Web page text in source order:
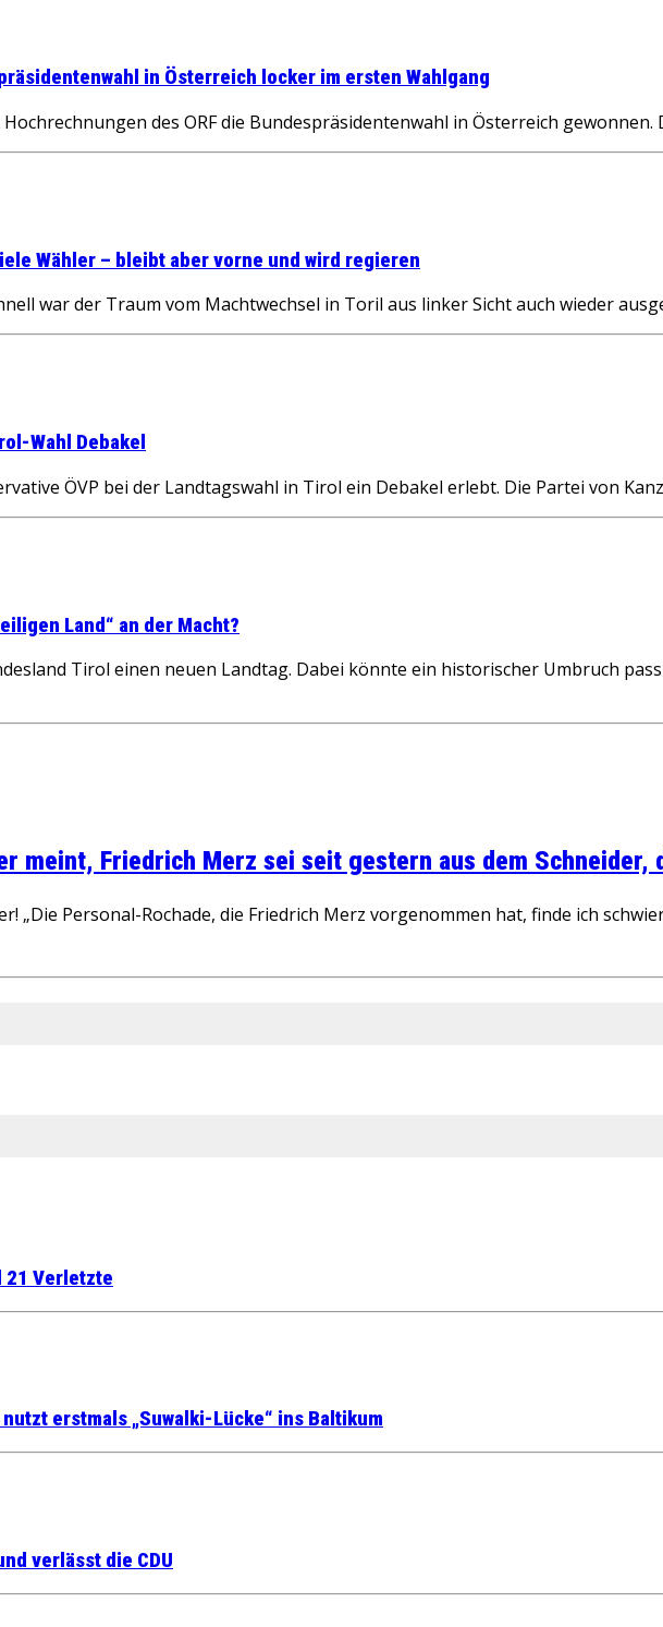
in Österreich locker im ersten Wahlgang
des ORF die Bundespräsidentenwahl in Österreich
Wähler – bleibt aber vorne und wird regieren
war der Traum vom Machtwechsel in Toril aus linker Sicht auch wieder
Wahl Debakel
ÖVP bei der Landtagswahl in Tirol ein Debakel erlebt. Die Partei von
Land“ an der Macht?
Tirol einen neuen Landtag. Dabei könnte ein historischer Umbruch
meint, Friedrich Merz sei seit gestern aus dem
„Die Personal-Rochade, die Friedrich Merz vorgenommen hat, finde ich
21 Verletzte
erstmals „Suwalki-Lücke“ ins Baltikum
verlässt die CDU